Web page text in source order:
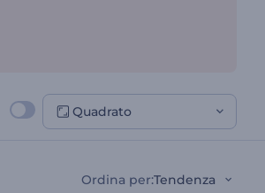
Quadrato
Ordina per:Tendenza